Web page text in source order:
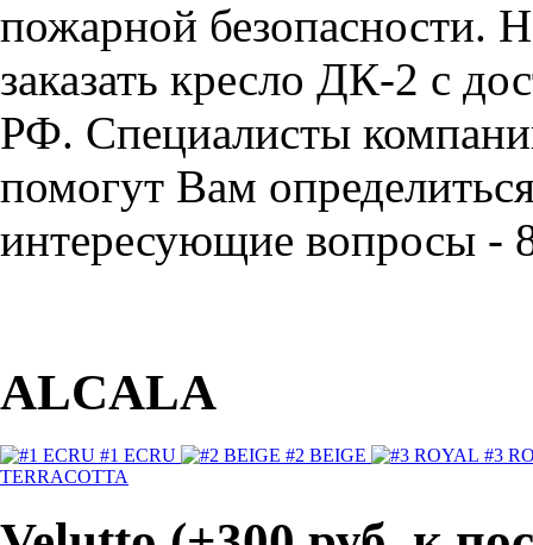
пожарной безопасности.
заказать кресло ДК-2 с
РФ. Специалисты
помогут Вам
интересующие вопросы -
ALCALA
#1 ECRU #2 BEIGE
#3
TERRACOTTA